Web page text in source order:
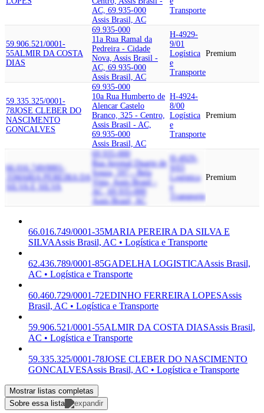
AC, 69.935-000
Assis Brasil, AC
Transporte
59.906.521/0001-
55ALMIR DA COSTA
DIAS
69.935-000
11a Rua Ramal da
Pedreira - Cidade
Nova, Assis Brasil -
AC, 69.935-000
Assis Brasil, AC
H-4929-
9/01
Logística
e
Transporte
Premium
59.335.325/0001-
78JOSE CLEBER DO
NASCIMENTO
GONCALVES
69.935-000
10a Rua Humberto de
Alencar Castelo
Branco, 325 - Centro,
Assis Brasil - AC,
69.935-000
Assis Brasil, AC
H-4924-
8/00
Logística
e
Transporte
Premium
66.016.749/0001-
MARIA PEREIRA DA
SILVA E SILVA
69.935-000
Rua Juvenal Duarte de
Souza, 597 - Bela
Vista, Assis Brasil -
AC, 69.935-000
Assis Brasil, AC
H-4929-
Logística
e
Transporte
Premium
66.016.749/0001-35MARIA PEREIRA DA SILVA E
SILVAAssis Brasil, AC • Logística e Transporte
62.436.789/0001-85GADELHA LOGISTICAAssis Brasil,
AC • Logística e Transporte
60.460.729/0001-72EDINHO FERREIRA LOPESAssis
Brasil, AC • Logística e Transporte
59.906.521/0001-55ALMIR DA COSTA DIASAssis Brasil,
AC • Logística e Transporte
59.335.325/0001-78JOSE CLEBER DO NASCIMENTO
GONCALVESAssis Brasil, AC • Logística e Transporte
Mostrar listas completas
Sobre essa lista